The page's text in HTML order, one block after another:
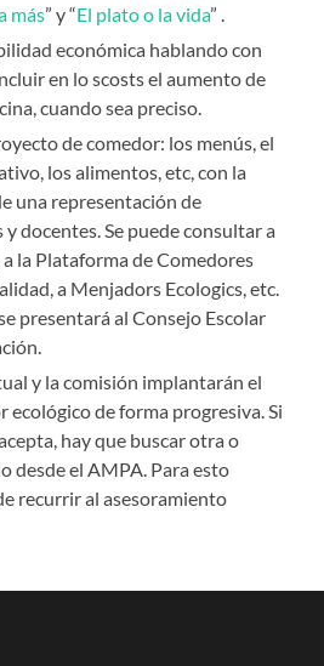
más” y “El plato o la vida” .
económica hablando con
en lo scosts el aumento de
cuando sea preciso.
de comedor: los menús, el
los alimentos, etc, con la
una representación de
docentes. Se puede consultar a
a la Plataforma de Comedores
a Menjadors Ecologics, etc.
presentará al Consejo Escolar
y la comisión implantarán el
ecológico de forma progresiva. Si
hay que buscar otra o
desde el AMPA. Para esto
recurrir al asesoramiento